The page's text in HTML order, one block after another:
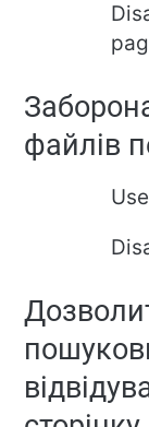
файлів